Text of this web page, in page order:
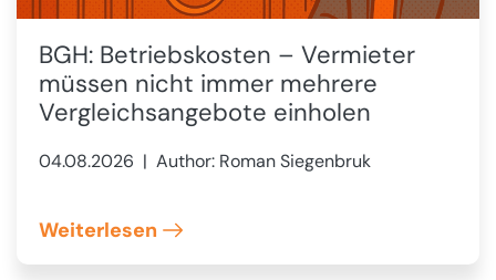
BGH: Betriebskosten – Vermieter
müssen nicht immer mehrere
Vergleichsangebote einholen
04.08.2026 | Author: Roman Siegenbruk
Weiterlesen